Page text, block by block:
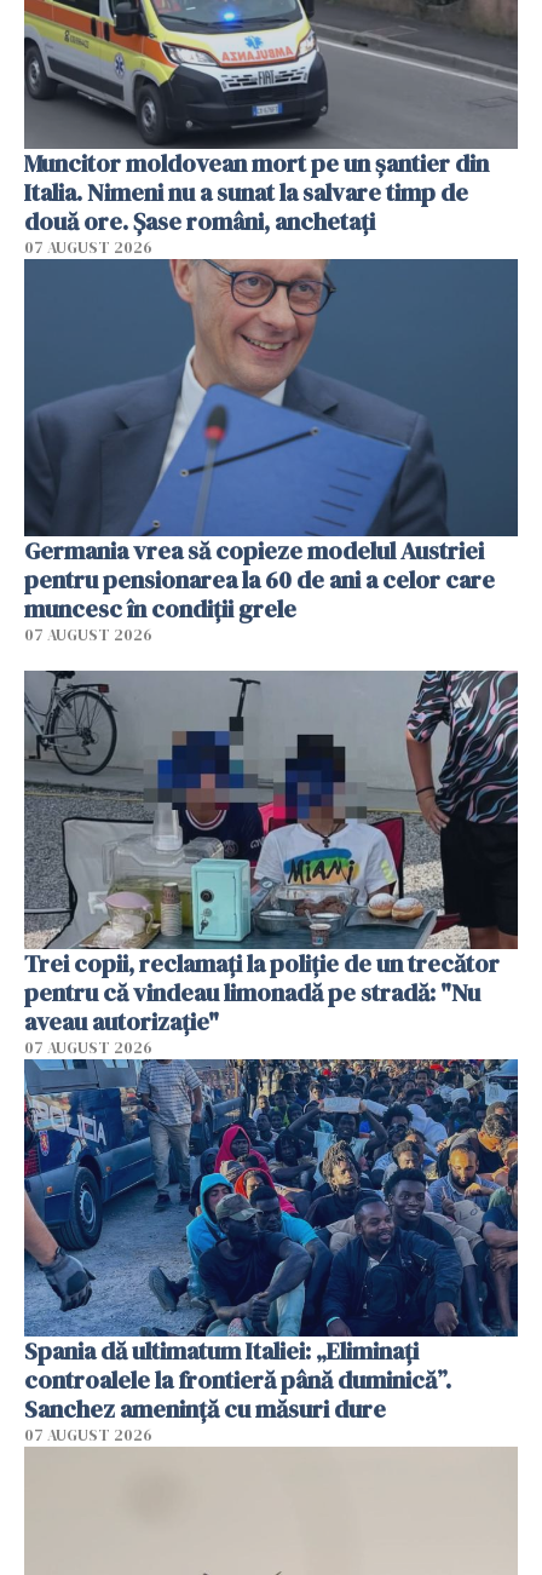
Muncitor moldovean mort pe un șantier din
Italia. Nimeni nu a sunat la salvare timp de
două ore. Șase români, anchetați
07 AUGUST 2026
Germania vrea să copieze modelul Austriei
pentru pensionarea la 60 de ani a celor care
muncesc în condiții grele
07 AUGUST 2026
Trei copii, reclamați la poliție de un trecător
pentru că vindeau limonadă pe stradă: "Nu
aveau autorizație"
07 AUGUST 2026
Spania dă ultimatum Italiei: „Eliminați
controalele la frontieră până duminică”.
Sanchez amenință cu măsuri dure
07 AUGUST 2026